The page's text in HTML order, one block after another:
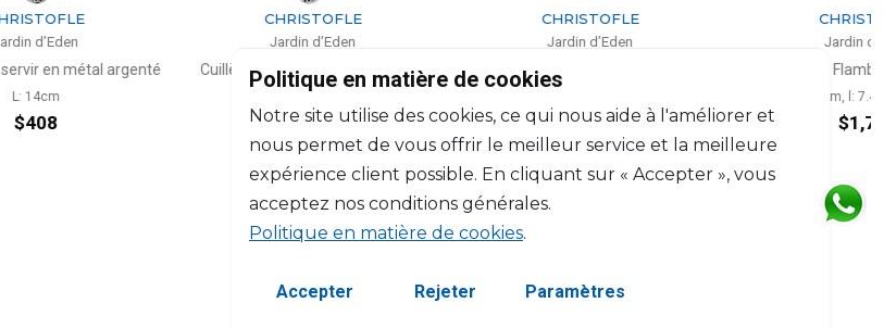
Cuillère à servir en métal argenté Candélabre 3 Lumières
$3,179 $1,775
Politique en matière de cookies
Notre site utilise des cookies, ce qui nous aide à l'améliorer et
nous permet de vous offrir le meilleur service et la meilleure
expérience client possible. En cliquant sur « Accepter », vous
acceptez nos conditions générales.
Politique en matière de cookies.
Accepter Rejeter Paramètres